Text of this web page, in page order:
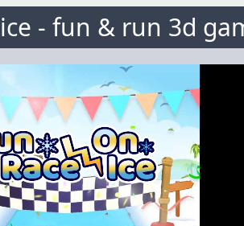
- fun & run 3d